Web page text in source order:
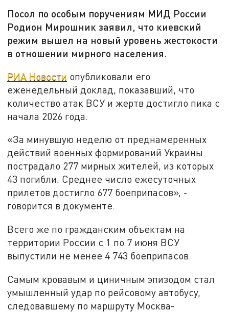
Посол по особым поручениям МИД России
Родион Мирошник заявил, что киевский
режим вышел на новый уровень жестокости
в отношении мирного населения.
РИА Новости опубликовали его
еженедельный доклад, показавший, что
количество атак ВСУ и жертв достигло пика с
начала 2026 года.
«За минувшую неделю от преднамеренных
действий военных формирований Украины
пострадало 277 мирных жителей, из которых
43 погибли. Среднее число ежесуточных
прилетов достигло 677 боеприпасов», -
говорится в документе.
Всего же по гражданским объектам на
территории России с 1 по 7 июня ВСУ
выпустили не менее 4 743 боеприпасов.
Самым кровавым и циничным эпизодом стал
умышленный удар по рейсовому автобусу,
следовавшему по маршруту Москва-